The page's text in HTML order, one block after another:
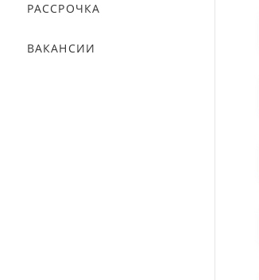
РАССРОЧКА
ВАКАНСИИ